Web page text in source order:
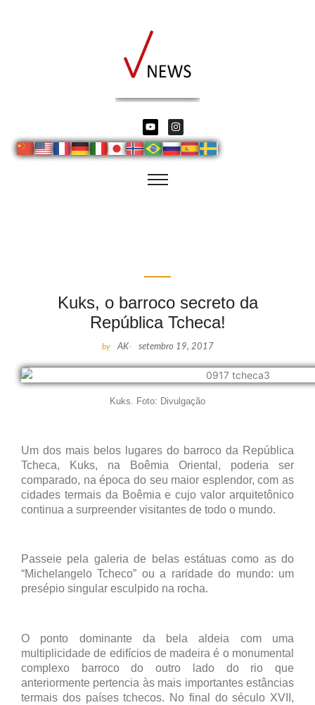
Kuks, o barroco secreto da
República Tcheca!
by AK- setembro 19, 2017
Kuks. Foto: Divulgação
Um dos mais belos lugares do barroco da República
Tcheca, Kuks, na Boêmia Oriental, poderia ser
comparado, na época do seu maior esplendor, com as
cidades termais da Boêmia e cujo valor arquitetônico
continua a surpreender visitantes de todo o mundo.
Passeie pela galeria de belas estátuas como as do
“Michelangelo Tcheco” ou a raridade do mundo: um
presépio singular esculpido na rocha.
O ponto dominante da bela aldeia com uma
multiplicidade de edifícios de madeira é o monumental
complexo barroco do outro lado do rio que
anteriormente pertencia às mais importantes estâncias
termais dos países tchecos. No final do século XVII,